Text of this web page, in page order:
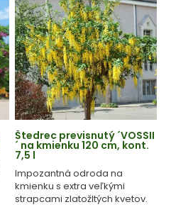
Štedrec previsnutý ´VOSSII
´ na kmienku 120 cm, kont.
7,5 l
Impozantná odroda na
kmienku s extra veľkými
strapcami zlatožltých kvetov.